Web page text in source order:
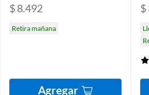
$ 8.492
Retira mañana
Agregar
$